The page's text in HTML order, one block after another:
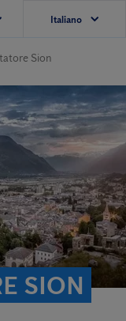
Sion
SION